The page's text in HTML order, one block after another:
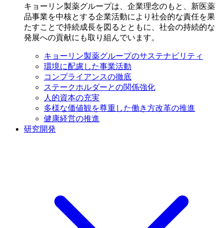
キョーリン製薬グループは、企業理念のもと、新医薬
品事業を中核とする企業活動により社会的な責任を果
たすことで持続成長を図るとともに、社会の持続的な
発展への貢献にも取り組んでいます。
キョーリン製薬グループのサステナビリティ
環境に配慮した事業活動
コンプライアンスの徹底
ステークホルダーとの関係強化
人的資本の充実
多様な価値観を尊重した働き方改革の推進
健康経営の推進
研究開発